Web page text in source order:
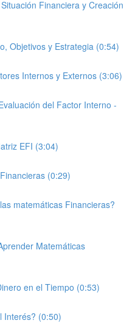
Financiera y Creación
Objetivos y Estrategia (0:54)
Internos y Externos (3:06)
del Factor Interno -
EFI (3:04)
(0:29)
matemáticas Financieras?
Matemáticas
en el Tiempo (0:53)
Interés? (0:50)